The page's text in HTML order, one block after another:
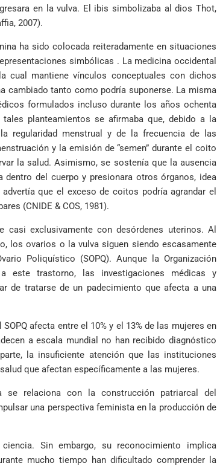
en la vulva. El ibis simbolizaba al dios Thot,
2007).
ha sido colocada reiteradamente en situaciones
simbólicas . La medicina occidental
cual mantiene vínculos conceptuales con dichos
cambiado tanto como podría suponerse. La misma
formulados incluso durante los años ochenta
planteamientos se afirmaba que, debido a la
regularidad menstrual y de la frecuencia de las
y la emisión de “semen” durante el coito
la salud. Asimismo, se sostenía que la ausencia
del cuerpo y presionara otros órganos, idea
que el exceso de coitos podría agrandar el
(CNIDE & COS, 1981).
casi exclusivamente con desórdenes uterinos. Al
los ovarios o la vulva siguen siendo escasamente
Poliquístico (SOPQ). Aunque la Organización
este trastorno, las investigaciones médicas y
de tratarse de un padecimiento que afecta a una
afecta entre el 10% y el 13% de las mujeres en
a escala mundial no han recibido diagnóstico
la insuficiente atención que las instituciones
que afectan específicamente a las mujeres.
relaciona con la construcción patriarcal del
una perspectiva feminista en la producción de
Sin embargo, su reconocimiento implica
mucho tiempo han dificultado comprender la